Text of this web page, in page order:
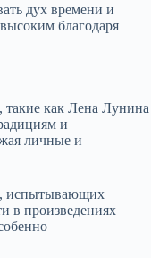
дух времени и
благодаря
такие как Лена Лунина
и
личные и
испытывающих
в произведениях